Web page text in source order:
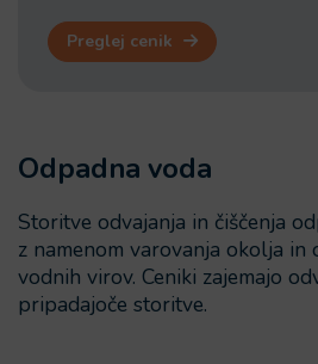
Preglej cenik
Odpadna voda
Storitve odvajanja in čiščenja
z namenom varovanja okolja in
vodnih virov. Ceniki zajemajo
pripadajoče storitve.